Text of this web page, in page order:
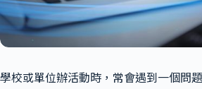
學校或單位辦活動時，常會遇到一個問題